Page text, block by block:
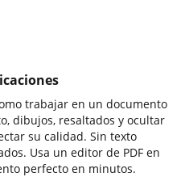
trabajar en un documento
dibujos, resaltados y ocultar
su calidad. Sin texto
Usa un editor de PDF en
perfecto en minutos.